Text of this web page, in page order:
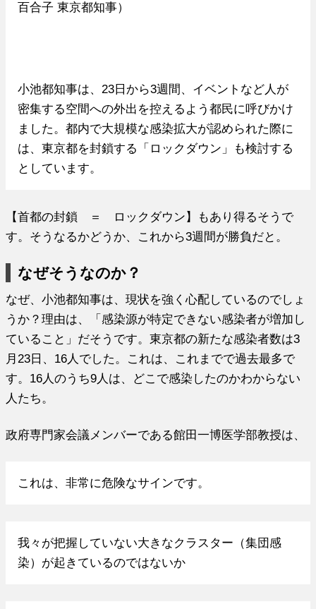
百合子 東京都知事）
小池都知事は、23日から3週間、イベントなど人が
密集する空間への外出を控えるよう都民に呼びかけ
ました。都内で大規模な感染拡大が認められた際に
は、東京都を封鎖する「ロックダウン」も検討する
としています。
【首都の封鎖 ＝ ロックダウン】もあり得るそうで
す。そうなるかどうか、これから3週間が勝負だと。
なぜそうなのか？
なぜ、小池都知事は、現状を強く心配しているのでしょ
うか？理由は、「感染源が特定できない感染者が増加し
ていること」だそうです。東京都の新たな感染者数は3
月23日、16人でした。これは、これまでで過去最多で
す。16人のうち9人は、どこで感染したのかわからない
人たち。
政府専門家会議メンバーである館田一博医学部教授は、
これは、非常に危険なサインです。
我々が把握していない大きなクラスター（集団感
染）が起きているのではないか